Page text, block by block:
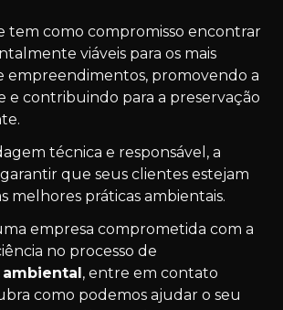
tem como compromisso encontrar
viáveis para os mais
empreendimentos, promovendo a
e contribuindo para a preservação
técnica e responsável, a
que seus clientes estejam
melhores práticas ambientais.
empresa comprometida com a
no processo de
, entre em contato
como podemos ajudar o seu